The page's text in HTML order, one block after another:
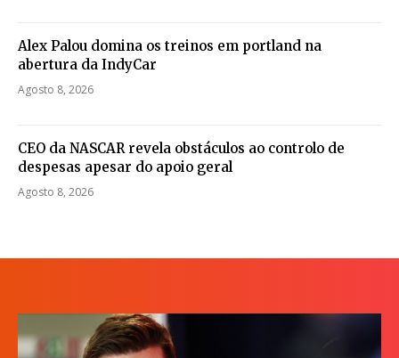
Alex Palou domina os treinos em portland na
abertura da IndyCar
Agosto 8, 2026
CEO da NASCAR revela obstáculos ao controlo de
despesas apesar do apoio geral
Agosto 8, 2026